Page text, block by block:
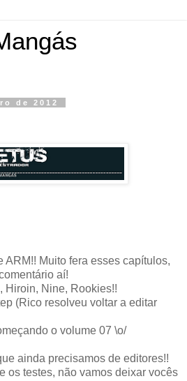
de 2012
ARM!! Muito fera esses capítulos,
aí!
Hiroin, Nine, Rookies!!
(Rico resolveu voltar a editar
o volume 07 \o/
ainda precisamos de editores!!
os testes, não vamos deixar vocês